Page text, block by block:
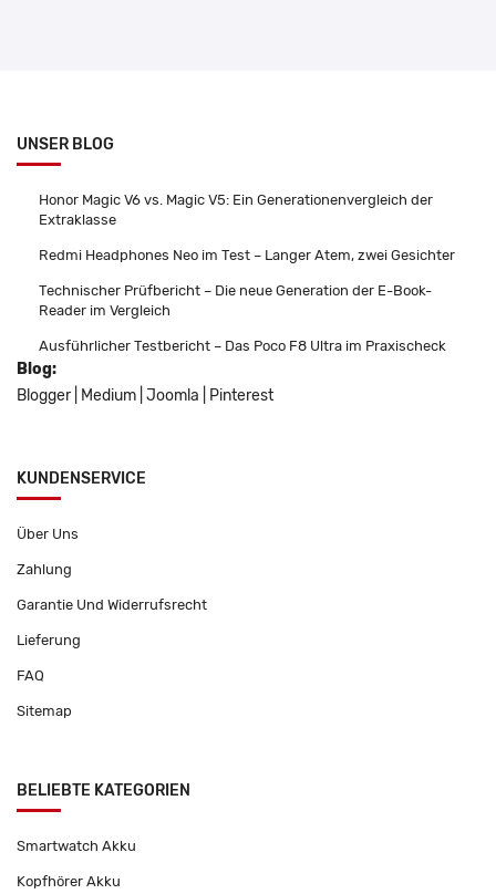
UNSER BLOG
Honor Magic V6 vs. Magic V5: Ein Generationenvergleich der
Extraklasse
Redmi Headphones Neo im Test – Langer Atem, zwei Gesichter
Technischer Prüfbericht – Die neue Generation der E-Book-
Reader im Vergleich
Ausführlicher Testbericht – Das Poco F8 Ultra im Praxischeck
Blog:
Blogger
Medium Joomla Pinterest
KUNDENSERVICE
Über Uns
Zahlung
Garantie Und Widerrufsrecht
Lieferung
FAQ
Sitemap
BELIEBTE KATEGORIEN
Smartwatch Akku
Kopfhörer Akku